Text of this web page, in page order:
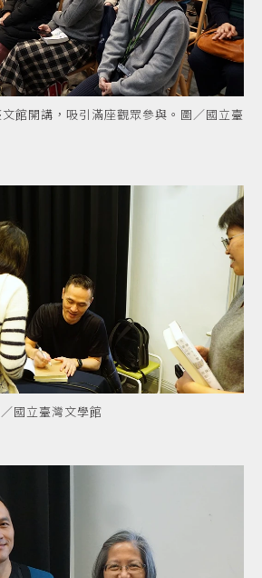
館開講，吸引滿座觀眾參與。圖／國立臺
國立臺灣文學館